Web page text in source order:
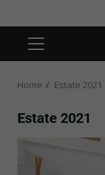
PRIMARY
MENU
Home Estate 2021
Estate 2021